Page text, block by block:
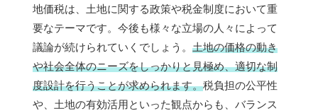
地価税は、土地に関する政策や税金制度において重
要なテーマです。今後も様々な立場の人々によって
議論が続けられていくでしょう。 土地の価格の動き
や社会全体のニーズをしっかりと見極め、適切な制
度設計を行うことが求められます。税負担の公平性
や、土地の有効活用といった観点からも、バランス